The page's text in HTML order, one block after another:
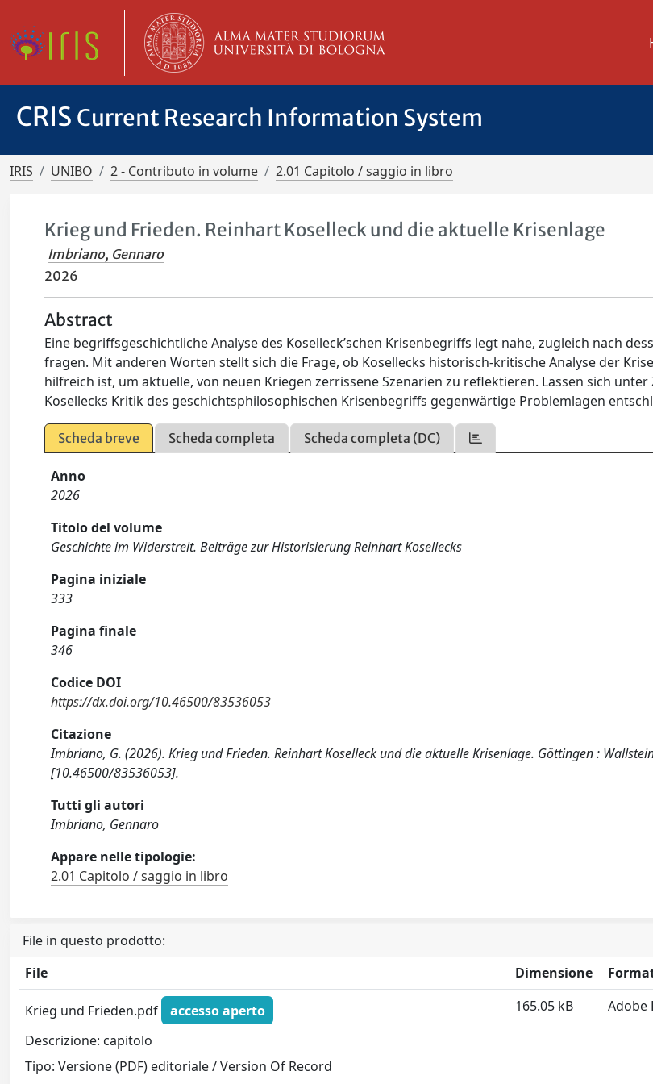
CRIS Current Research Information System
IRIS UNIBO 2 - Contributo in volume 2.01 Capitolo / saggio in libro
Krieg und Frieden. Reinhart Koselleck und die aktuelle Krisenlage
Imbriano, Gennaro
2026
Abstract
Eine begriffsgeschichtliche Analyse des Koselleck’schen Krisenbegriffs legt nahe, zugleich nach
fragen. Mit anderen Worten stellt sich die Frage, ob Kosellecks historisch-kritische Analyse der
hilfreich ist, um aktuelle, von neuen Kriegen zerrissene Szenarien zu reflektieren. Lassen sich
Kosellecks Kritik des geschichtsphilosophischen Krisenbegriffs gegenwärtige Problemlagen
Scheda breve Scheda completa Scheda completa (DC)
Anno
2026
Titolo del volume
Geschichte im Widerstreit. Beiträge zur Historisierung Reinhart Kosellecks
Pagina iniziale
333
Pagina finale
346
Codice DOI
https://dx.doi.org/10.46500/83536053
Citazione
Imbriano, G. (2026). Krieg und Frieden. Reinhart Koselleck und die aktuelle Krisenlage. Göttingen :
[10.46500/83536053].
Tutti gli autori
Imbriano, Gennaro
Appare nelle tipologie:
2.01 Capitolo / saggio in libro
File in questo prodotto:
File
Dimensione
Krieg und Frieden.pdf
accesso aperto
Descrizione: capitolo
Tipo: Versione (PDF) editoriale / Version Of Record
165.05 kB Adobe